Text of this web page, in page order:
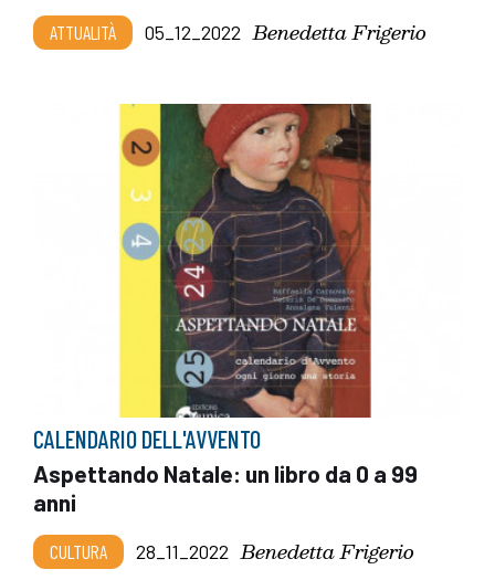
ATTUALITÀ 05_12_2022 Benedetta Frigerio
CALENDARIO DELL'AVVENTO
Aspettando Natale: un libro da 0 a 99
anni
CULTURA 28_11_2022 Benedetta Frigerio